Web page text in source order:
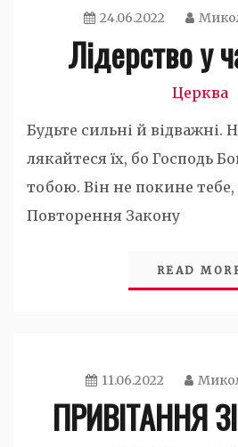
24.06.2022
Лідерство у
Церква
Будьте сильні й відважні.
лякайтеся їх, бо Господь
тобою. Він не покине
Повторення Закону
READ
11.06.2022
ПРИВІТАННЯ